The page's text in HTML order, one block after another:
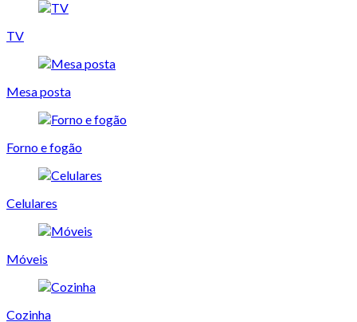
TV
Mesa posta
Forno e fogão
Celulares
Móveis
Cozinha